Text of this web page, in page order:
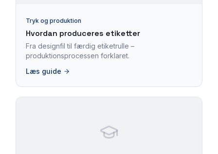
Tryk og produktion
Hvordan produceres etiketter
Fra designfil til færdig etiketrulle –
produktionsprocessen forklaret.
Læs guide